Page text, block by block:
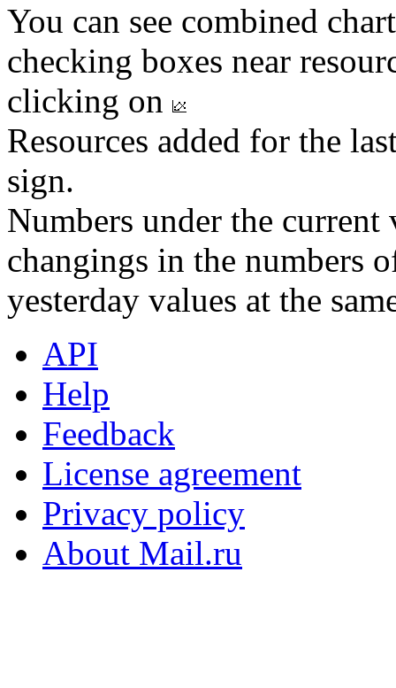
You can see combined
checking boxes near
clicking on
Resources added for the
sign.
Numbers under the
changings in the numbers
yesterday values at the
API
Help
Feedback
License agreement
Privacy policy
About Mail.ru